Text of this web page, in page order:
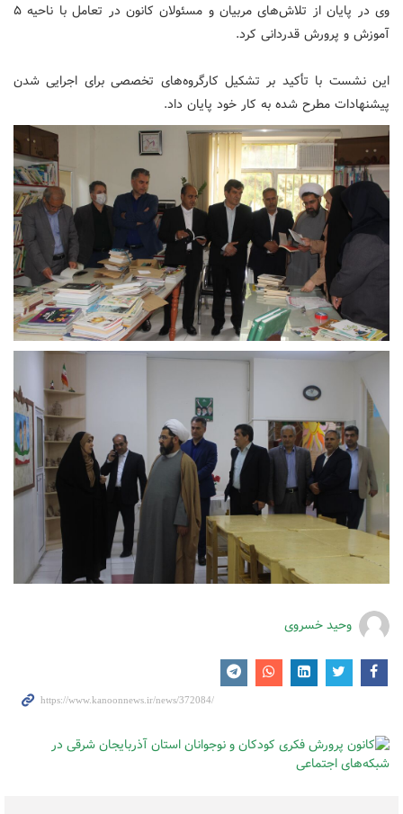
وی در پایان از تلاش‌های مربیان و مسئولان کانون در تعامل با ناحیه ۵
آموزش و پرورش قدردانی کرد.
این نشست با تأکید بر تشکیل کارگروه‌های تخصصی برای اجرایی شدن
پیشنهادات مطرح شده به کار خود پایان داد.
وحید خسروی